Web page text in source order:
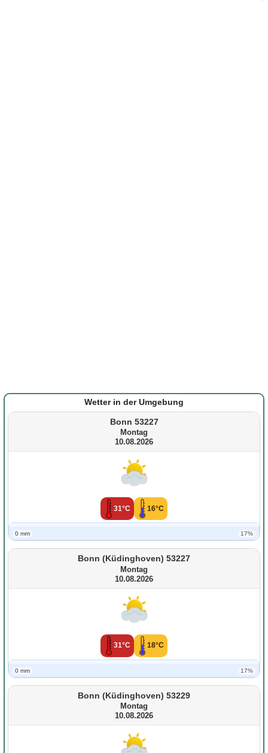
Wetter in der Umgebung
Bonn 53227
Montag
10.08.2026
31°C 16°C
0 mm 17%
Bonn (Küdinghoven) 53227
Montag
10.08.2026
31°C 18°C
0 mm 17%
Bonn (Küdinghoven) 53229
Montag
10.08.2026